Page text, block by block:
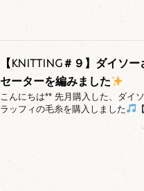
【knitting＃９】ダイソー
セーターを編みました
こんにちは** 先月購入した、ダイ
ラッフィの毛糸を購入しました